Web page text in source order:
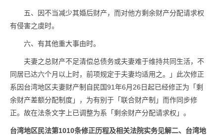
五、因不当减少其婚后财产，而对他方剩余财产分配请求权
有侵害之虞时。
六、有其他重大事由时。
夫妻之总财产不足清偿总债务或夫妻难于维持共同生活，不
同居已达六个月以上时，前项规定于夫妻均适用之。」此次修正
系因台湾地区夫妻财产制自民国91年6月26日起已经修正为「剩
余财产差额分配制度」，为有别于「联合财产制」而作同步修
正。故在法条文字上已调整为系「剩余财产分配请求权」。
台湾地区民法第1010条修正历程及相关法院实务见解二、台湾地